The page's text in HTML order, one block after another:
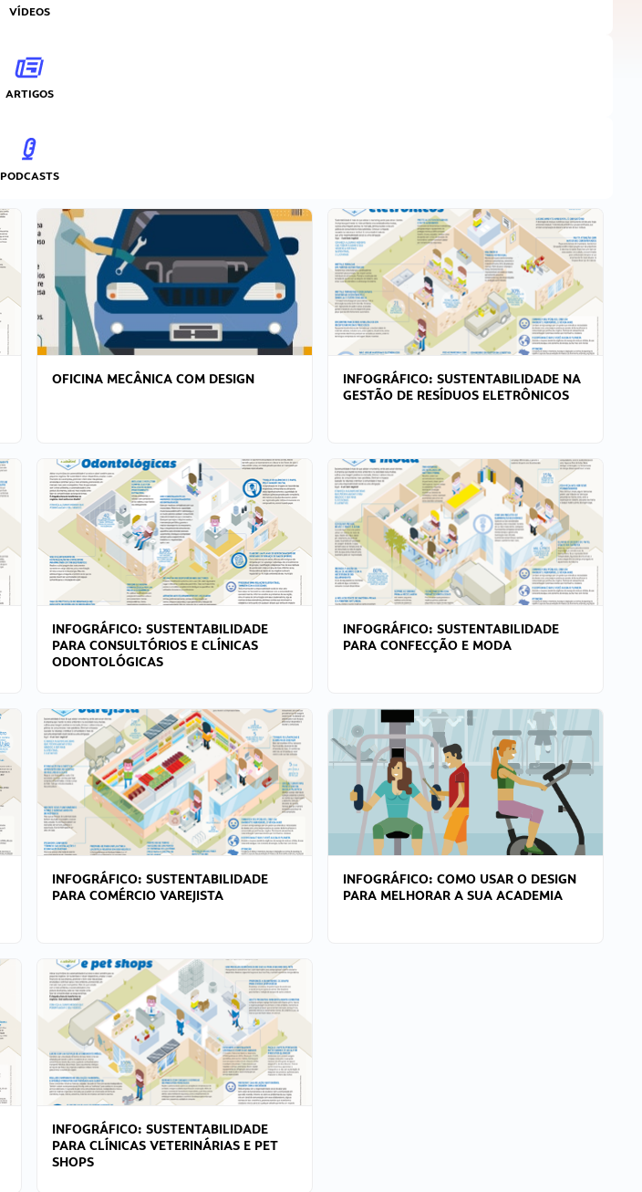
VÍDEOS
ARTIGOS
PODCASTS
OFICINA MECÂNICA COM DESIGN
INFOGRÁFICO: SUSTENTABILIDADE NA
GESTÃO DE RESÍDUOS ELETRÔNICOS
INFOGRÁFICO: SUSTENTABILIDADE
PARA CONSULTÓRIOS E CLÍNICAS
ODONTOLÓGICAS
INFOGRÁFICO: SUSTENTABILIDADE
PARA CONFECÇÃO E MODA
INFOGRÁFICO: SUSTENTABILIDADE
PARA COMÉRCIO VAREJISTA
INFOGRÁFICO: COMO USAR O DESIGN
PARA MELHORAR A SUA ACADEMIA
INFOGRÁFICO: SUSTENTABILIDADE
PARA CLÍNICAS VETERINÁRIAS E PET
SHOPS